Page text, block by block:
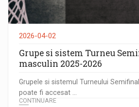
2026-04-02
Grupe si sistem Turneu
masculin 2025-2026
Grupele si sistemul Turneului
poate fi accesat ...
CONTINUARE